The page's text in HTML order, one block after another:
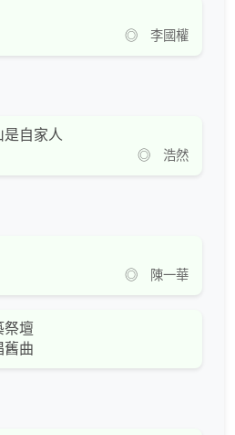
◎ 李國權
自家人
◎ 浩然
◎ 陳一華
祭壇
舊曲